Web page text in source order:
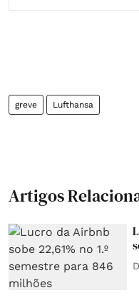
greve Lufthansa
Artigos